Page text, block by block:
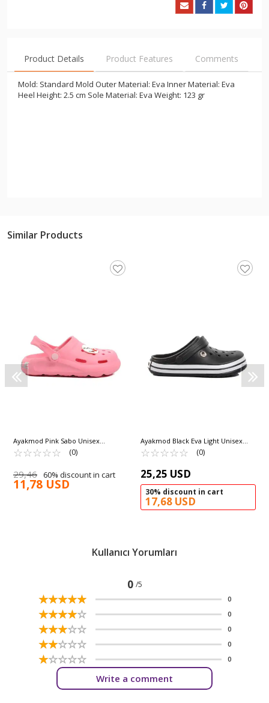
Product Details Product Features Comments
Mold: Standard Mold Outer Material: Eva Inner Material: Eva
Heel Height: 2.5 cm Sole Material: Eva Weight: 123 gr
Similar Products
Ayakmod Pink Sabo Unisex
Children's Slippers BRN 1648 F
☆☆☆☆☆
★★★★★ (0)
29,46 60% discount in cart
11,78 USD
Ayakmod Black Eva Light Unisex
Sabo Slippers 214 G
☆☆☆☆☆
★★★★★ (0)
25,25 USD
30% discount in cart
17,68 USD
Kullanıcı Yorumları
0 /5
☆☆☆☆☆
★★★★★ 0
☆☆☆☆☆
★★★★★ 0
☆☆☆☆☆
★★★★★ 0
☆☆☆☆☆
★★★★★ 0
☆☆☆☆☆
★★★★★ 0
Write a comment